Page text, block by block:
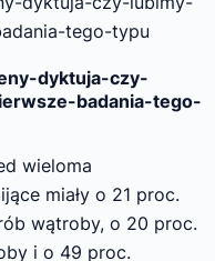
tego-typu
dyktuja-czy-
badania-tego-
wieloma
miały o 21 proc.
wątroby, o 20 proc.
i o 49 proc.